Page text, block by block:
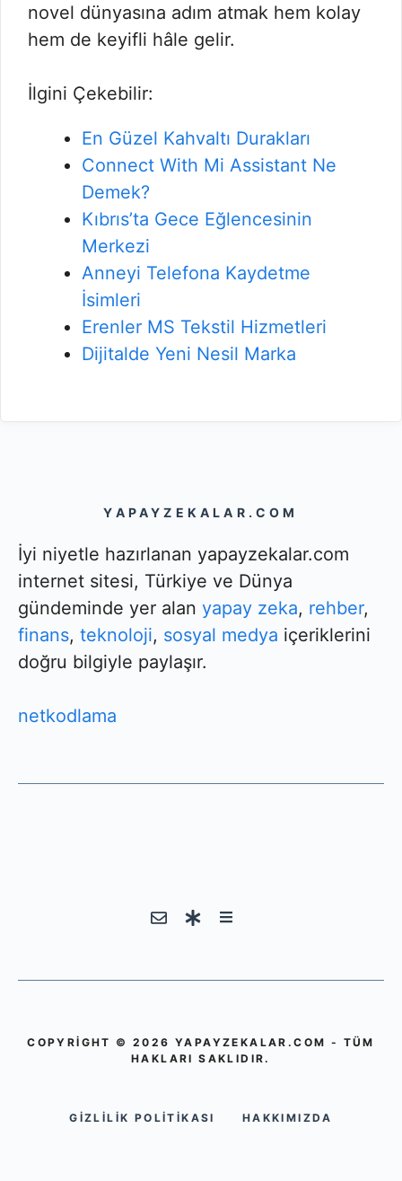
novel dünyasına adım atmak hem kolay
hem de keyifli hâle gelir.
İlgini Çekebilir:
En Güzel Kahvaltı Durakları
Connect With Mi Assistant Ne
Demek?
Kıbrıs’ta Gece Eğlencesinin
Merkezi
Anneyi Telefona Kaydetme
İsimleri
Erenler MS Tekstil Hizmetleri
Dijitalde Yeni Nesil Marka
YAPAYZEKALAR.COM
İyi niyetle hazırlanan yapayzekalar.com
internet sitesi, Türkiye ve Dünya
gündeminde yer alan yapay zeka, rehber,
finans, teknoloji, sosyal medya içeriklerini
doğru bilgiyle paylaşır.
netkodlama
COPYRIGHT © 2026 YAPAYZEKALAR.COM - TÜM
HAKLARI SAKLIDIR.
GIZLILIK POLITIKASI HAKKIMIZDA